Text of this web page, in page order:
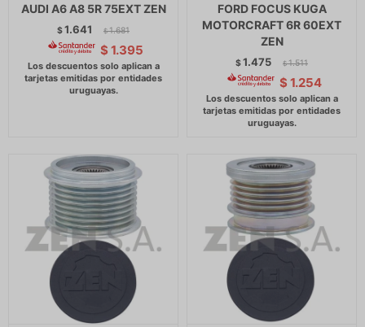
AUDI A6 A8 5R 75EXT ZEN
$1.641 $ 1.681
$ 1.395
FORD FOCUS KUGA
MOTORCRAFT 6R 60EXT
ZEN
$1.475 $ 1.511
$ 1.254